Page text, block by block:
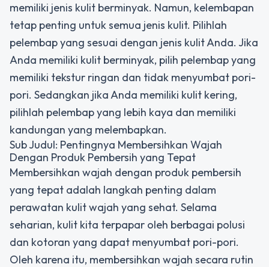
memiliki jenis kulit berminyak. Namun, kelembapan
tetap penting untuk semua jenis kulit. Pilihlah
pelembap yang sesuai dengan jenis kulit Anda. Jika
Anda memiliki kulit berminyak, pilih pelembap yang
memiliki tekstur ringan dan tidak menyumbat pori-
pori. Sedangkan jika Anda memiliki kulit kering,
pilihlah pelembap yang lebih kaya dan memiliki
kandungan yang melembapkan.
Sub Judul: Pentingnya Membersihkan Wajah
Dengan Produk Pembersih yang Tepat
Membersihkan wajah dengan produk pembersih
yang tepat adalah langkah penting dalam
perawatan kulit wajah yang sehat. Selama
seharian, kulit kita terpapar oleh berbagai polusi
dan kotoran yang dapat menyumbat pori-pori.
Oleh karena itu, membersihkan wajah secara rutin